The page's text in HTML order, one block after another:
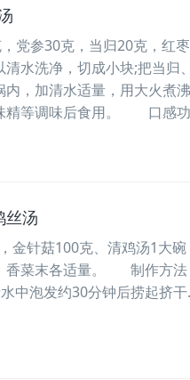
参30克，当归20克，红
洗净，切成小块;把当归
加清水适量，用大火煮
精等调味后食用。 口感功
丝汤
针菇100克、清鸡汤1大碗
香菜末各适量。 制作方法
中泡发约30分钟后捞起挤干